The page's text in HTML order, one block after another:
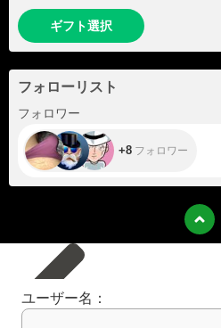
ギフト選択
フォローリスト
フォロワー
+8 フォロワー
ユーザー名：